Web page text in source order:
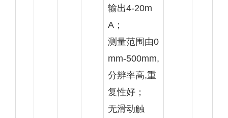
输出4-20m
A；
测量范围由0
mm-500mm,
分辨率高,重
复性好；
无滑动触